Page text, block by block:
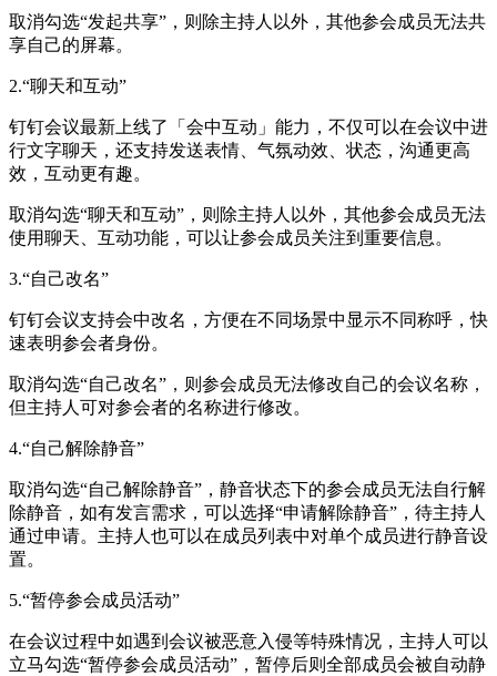
取消勾选“发起共享”，则除主持人以外，其他参会成员无法共
享自己的屏幕。
2.“聊天和互动”
钉钉会议最新上线了「会中互动」能力，不仅可以在会议中进
行文字聊天，还支持发送表情、气氛动效、状态，沟通更高
效，互动更有趣。
取消勾选“聊天和互动”，则除主持人以外，其他参会成员无法
使用聊天、互动功能，可以让参会成员关注到重要信息。
3.“自己改名”
钉钉会议支持会中改名，方便在不同场景中显示不同称呼，快
速表明参会者身份。
取消勾选“自己改名”，则参会成员无法修改自己的会议名称，
但主持人可对参会者的名称进行修改。
4.“自己解除静音”
取消勾选“自己解除静音”，静音状态下的参会成员无法自行解
除静音，如有发言需求，可以选择“申请解除静音”，待主持人
通过申请。主持人也可以在成员列表中对单个成员进行静音设
置。
5.“暂停参会成员活动”
在会议过程中如遇到会议被恶意入侵等特殊情况，主持人可以
立马勾选“暂停参会成员活动”，暂停后则全部成员会被自动静